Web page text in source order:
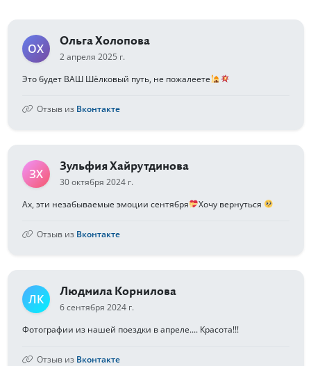
ОХ
Ольга Холопова
2 апреля 2025 г.
Это будет ВАШ Шёлковый путь, не пожалеете
Отзыв из Вконтакте
ЗХ
Зульфия Хайрутдинова
30 октября 2024 г.
Ах, эти незабываемые эмоции сентября
Хочу вернуться
Отзыв из Вконтакте
ЛК
Людмила Корнилова
6 сентября 2024 г.
Фотографии из нашей поездки в апреле.... Красота!!!
Отзыв из Вконтакте